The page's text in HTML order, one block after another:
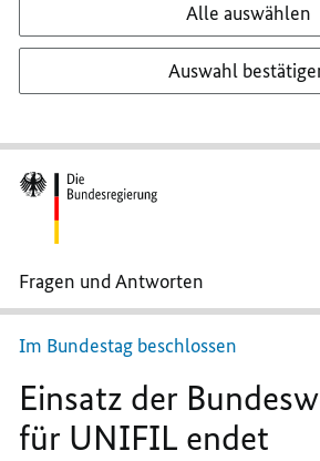
Alle auswählen
Auswahl
Fragen und Antworten
Einsatz
der
Bundeswehr
UNIFIL
endet
Im Bundestag beschlossen
Einsatz der
für UNIFIL endet